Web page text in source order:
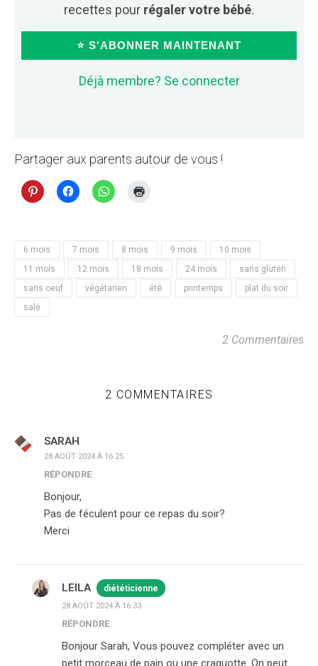
recettes pour régaler votre bébé.
⭐ S'ABONNER MAINTENANT
Déjà membre? Se connecter
Partager aux parents autour de vous !
6 mois 7 mois 8 mois 9 mois
10 mois
11 mois
12 mois 18 mois 24 mois
sans gluten
sans oeuf
végétarien été printemps
plat du soir
salé
2 Commentaires
2 COMMENTAIRES
SARAH
28 AOÛT 2024 À 16:25
RÉPONDRE
Bonjour,
Pas de féculent pour ce repas du soir?
Merci
LEILA diététicienne
28 AOÛT 2024 À 16:33
RÉPONDRE
Bonjour Sarah, Vous pouvez compléter avec un
petit morceau de pain ou une craquotte. On peut